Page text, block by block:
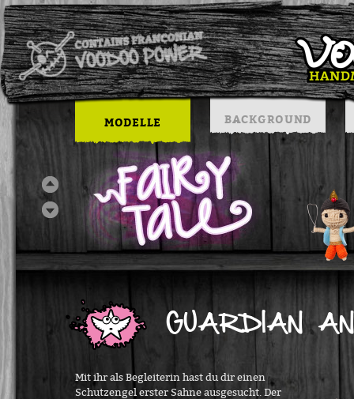
MODELLE BACKGROUND
GUARDIAN
Mit ihr als Begleiterin hast du dir einen
Schutzengel erster Sahne ausgesucht. Der